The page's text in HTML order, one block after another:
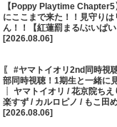
【Poppy Playtime Chapter5
にここまで来た！！見守りは
ん！！【紅蓮罰まる/ぶいぱい
[2026.08.06]
〖 #ヤマトイオリ2nd同時視
部同時視聴！1期生と一緒に
┊ ヤマトイオリ / 花京院ちえ
楽すず / カルロピノ / もこ田
[2026.08.06]